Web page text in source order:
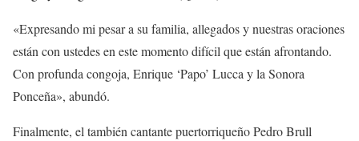
«Expresando mi pesar a su familia, allegados y nuestras oraciones
están con ustedes en este momento difícil que están afrontando.
Con profunda congoja, Enrique ‘Papo’ Lucca y la Sonora
Ponceña», abundó.
Finalmente, el también cantante puertorriqueño Pedro Brull